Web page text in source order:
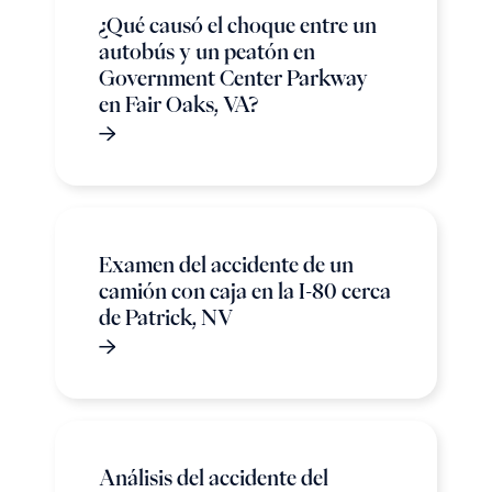
¿Qué causó el choque entre un
autobús y un peatón en
Government Center Parkway
en Fair Oaks, VA?
Examen del accidente de un
camión con caja en la I-80 cerca
de Patrick, NV
Análisis del accidente del